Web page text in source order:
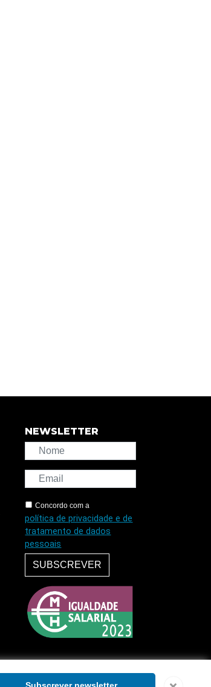
NEWSLETTER
Concordo com a
política de privacidade e de
tratamento de dados
pessoais
SUBSCREVER